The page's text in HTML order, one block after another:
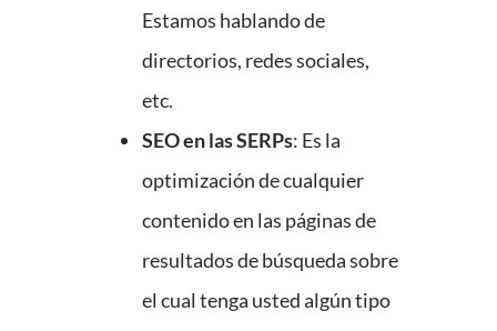
Estamos hablando de
directorios, redes sociales,
etc.
SEO en las SERPs: Es la
optimización de cualquier
contenido en las páginas de
resultados de búsqueda sobre
el cual tenga usted algún tipo